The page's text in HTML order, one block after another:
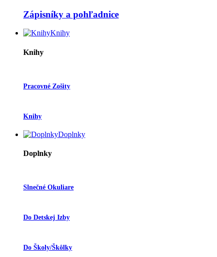
Zápisníky a pohľadnice
Knihy
Knihy
Pracovné Zošity
Knihy
Doplnky
Doplnky
Slnečné Okuliare
Do Detskej Izby
Do Školy/škôlky